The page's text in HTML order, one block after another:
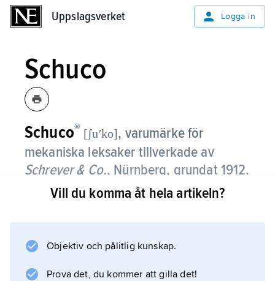
Uppslagsverket Logga in
Schuco
Schuco® [ʃuʹko], varumärke för
mekaniska leksaker tillverkade av
Schreyer & Co., Nürnberg, grundat 1912.
De mest kända produkterna var de s.k.
företaget till den brittiska koncernen DCM och
Vill du komma åt hela artikeln?
Objektiv och pålitlig kunskap.
Prova det, du kommer att gilla det!